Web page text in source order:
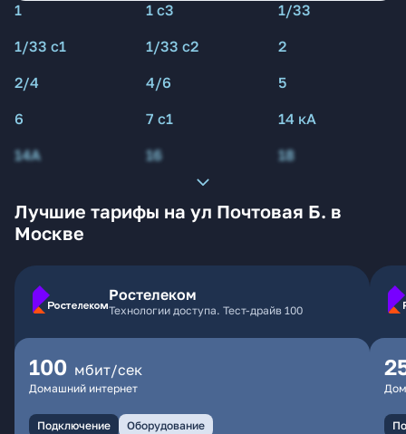
1 1 с3
1/33
1/33 с1
1/33 с2
2
2/4
4/6
5
6
7 с1
14 кА
14А
16 18
Лучшие тарифы на ул Почтовая Б. в
Москве
Ростелеком
Технологии доступа. Тест-драйв 100
100 мбит/сек
Домашний интернет
Подключение Оборудование